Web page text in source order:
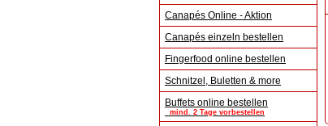
Canapés Online - Aktion
Canapés einzeln bestellen
Fingerfood online bestellen
Schnitzel, Buletten & more
Buffets online bestellen
mind. 2 Tage vorbestellen